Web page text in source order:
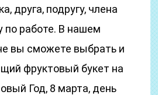
друга, подругу, члена
по работе. В нашем
вы сможете выбрать и
фруктовый букет на
Год, 8 марта, день